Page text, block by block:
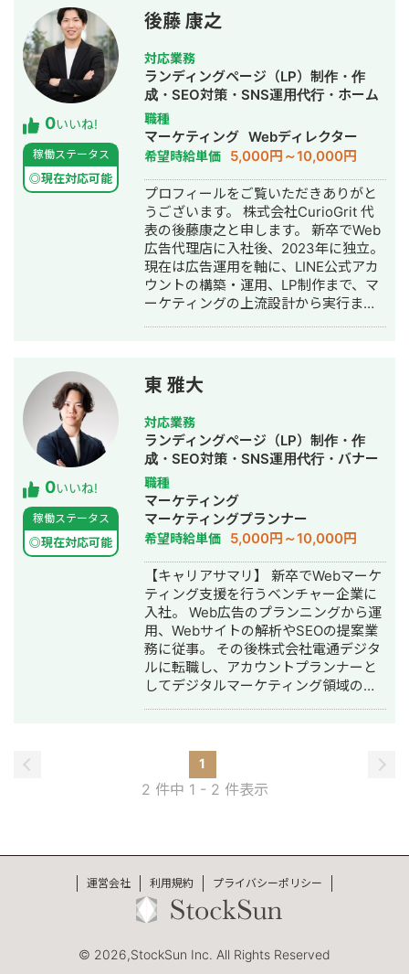
0いいね!
稼働ステータス
◎現在対応可能
後藤 康之
対応業務
ランディングページ（LP）制作・作
成・SEO対策・SNS運用代行・ホーム
ページ制作・作成・バナー制作・デザ
イン・リスティング広告運用代行・オ
ウンドメディア制作・構築・運用代
行・採用代行・AI活用
職種
マーケティング Webディレクター
希望時給単価 5,000円～10,000円
プロフィールをご覧いただきありがと
うございます。 株式会社CurioGrit 代
表の後藤康之と申します。 新卒でWeb
広告代理店に入社後、2023年に独立。
現在は広告運用を軸に、LINE公式アカ
ウントの構築・運用、LP制作まで、マ
ーケティングの上流設計から実行まで
す。 広告・SEO・SNSで新規流入を獲
得 → LP・導線設計でLINEに誘導 → 教
育 → CV この全体フローの設計・実行
が強みです。 ▼対応ツール・領域 GA4
/ GTM / Looker Studio / Lステップ・L
Message（エルメ）/ LP制作 / バナ
ー・動画制作 / SEO / SNS運用 ▼対応
可能な広告媒体 Google広告（検索・デ
ィスプレイ・P-MAX・YouTube）/
Yahoo!広告 / Meta広告（Facebook・
Instagram）/ LINE広告 / TikTok広告 /
X広告 / SmartNews広告 / Outbrain /
Taboola ▼代表的な実績 ・Meta広告で
ROI維持のまま月予算200万→1,200万
円まで拡大（オンラインアシスタント
事業） ・LINE友だち約9,700人獲得、
テイクアウト売上前年比121%達成（飲
食チェーン） ▼得意業界 店舗系（飲
食・美容・クリニック）/ 人材紹介 / ス
円〜 / 月額5万円〜） ②広告運用代行
（固定5万円 / 手数料20％）
0いいね!
稼働ステータス
◎現在対応可能
東 雅大
対応業務
ランディングページ（LP）制作・作
成・SEO対策・SNS運用代行・バナー
制作・デザイン・リスティング広告運
用代行・採用代行
職種
マーケティング
マーケティングプランナー
希望時給単価 5,000円～10,000円
【キャリアサマリ】 新卒でWebマーケ
ティング支援を行うベンチャー企業に
入社。 Web広告のプランニングから運
用、Webサイトの解析やSEOの提案業
務に従事。 その後株式会社電通デジタ
ルに転職し、アカウントプランナーと
してデジタルマーケティング領域の企
告、SEOからペルソナ設計、DX支援ま
で、デジタルマーケティングのフルフ
ァネル最適化支援に取り組んでいる。
プロジェクトに関わる。経験プロジェ
クトは以下の通り ・アパレル：ECサイ
トの解析とWeb広告の運用 ・広告代理
記事の拡充 ・司法書士事務所：成約確
1
2 件中 1 - 2 件表示
運営会社 利用規約 プライバシーポリシー
© 2026,StockSun Inc. All Rights Reserved